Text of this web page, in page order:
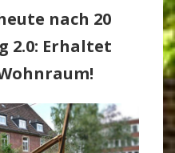
nach 20
2.0: Erhaltet